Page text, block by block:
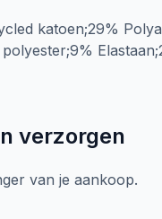
katoen;29%
verzorgen
van je aankoop.